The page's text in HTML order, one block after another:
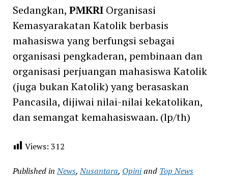
Sedangkan, PMKRIOrganisasi
Kemasyarakatan Katolik berbasis
mahasiswa yang berfungsi sebagai
organisasi pengkaderan, pembinaan dan
organisasi perjuangan mahasiswa Katolik
(juga bukan Katolik) yang berasaskan
Pancasila, dijiwai nilai-nilai kekatolikan,
dan semangat kemahasiswaan. (lp/th)
Views: 312
Published in News,Nusantara, Opiniand Top News